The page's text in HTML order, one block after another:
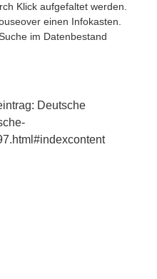
Klick aufgefaltet werden.
einen Infokasten.
im Datenbestand
Deutsche